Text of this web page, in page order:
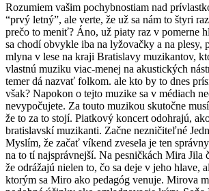
Rozumiem vašim pochybnostiam nad
“prvý letný”, ale verte, že už sa nám to štyri
prečo to meniť? Áno, už piaty raz v pomerne
sa chodí obvykle iba na lyžovačky a na plesy,
mlyna v lese na kraji Bratislavy muzikantov,
vlastnú muziku viac-menej na akustických
temer dá nazvať folkom. ale kto by to dnes
však? Napokon o tejto muzike sa v médiach
nevypočujete. Za touto muzikou skutočne
že to za to stojí. Piatkový koncert odohrajú,
bratislavskí muzikanti. Začne nezničiteľné
Myslím, že začať víkend zvesela je ten správny
na to tí najsprávnejší. Na pesničkách Mira Jila
že odrážajú nielen to, čo sa deje v jeho hlave,
ktorým sa Miro ako pedagóg venuje. Mirova